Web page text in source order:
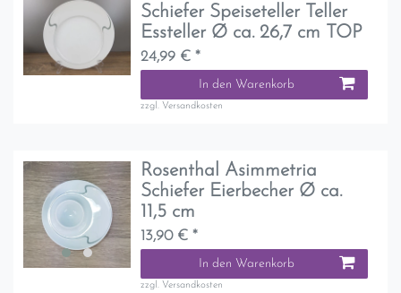
Schiefer Speiseteller Teller
Essteller Ø ca. 26,7 cm TOP
24,99 € *
In den Warenkorb
zzgl. Versandkosten
Rosenthal Asimmetria
Schiefer Eierbecher Ø ca.
11,5 cm
13,90 € *
In den Warenkorb
zzgl. Versandkosten